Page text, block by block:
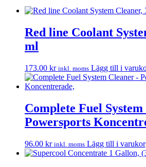
Red line Coolant
ml
173.00 kr inkl. moms Lägg till i
Complete Fuel
Powersports
96.00 kr inkl. moms Lägg till i